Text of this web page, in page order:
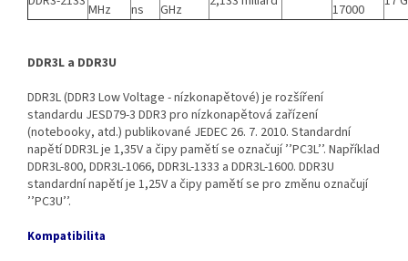
MHz
ns
GHz
17000
DDR3L a DDR3U
DDR3L (DDR3 Low Voltage - nízkonapětové) je rozšíření
standardu JESD79-3 DDR3 pro nízkonapětová zařízení
(notebooky, atd.) publikované JEDEC 26. 7. 2010. Standardní
napětí DDR3L je 1,35V a čipy pamětí se označují ’’PC3L’’. Například
DDR3L‐800, DDR3L‐1066, DDR3L‐1333 a DDR3L‐1600. DDR3U
standardní napětí je 1,25V a čipy pamětí se pro změnu označují
’’PC3U’’.
Kompatibilita